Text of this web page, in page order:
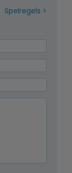
Spelregels